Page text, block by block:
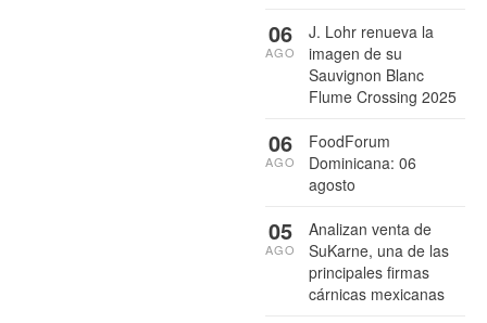
J. Lohr renueva la
imagen de su
Sauvignon Blanc
Flume Crossing 2025
06
AGO
FoodForum
Dominicana: 06
agosto
06
AGO
Analizan venta de
SuKarne, una de las
principales firmas
cárnicas mexicanas
05
AGO